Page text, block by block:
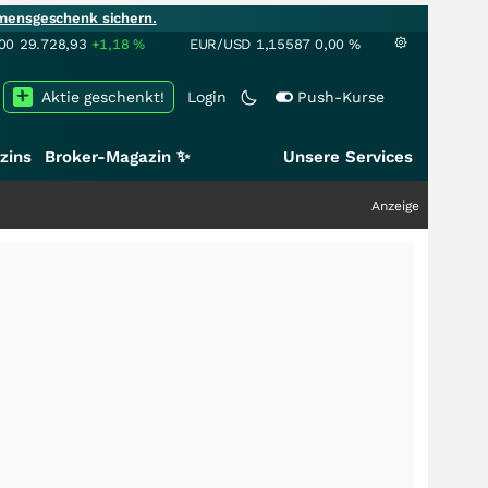
sichern.
29.728,93 +1,18% EUR/USD 1,15587 0,00 %
Login Push-Kurse
Aktie geschenkt!
Broker-Magazin ✨ Unsere Services
Anzeige